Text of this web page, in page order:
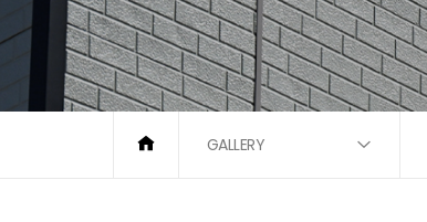
GALLERY